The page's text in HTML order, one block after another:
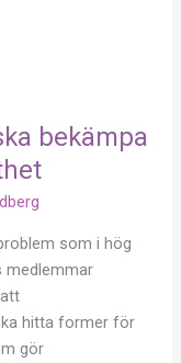
bekämpa
som i hög
medlemmar
hitta former för
gör